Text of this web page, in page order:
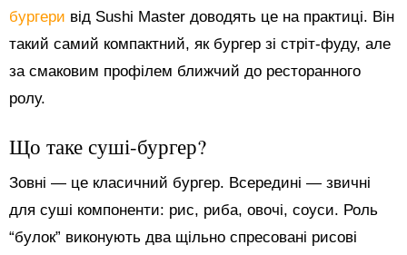
бургери від Sushi Master доводять це на практиці. Він
такий самий компактний, як бургер зі стріт-фуду, але
за смаковим профілем ближчий до ресторанного
ролу.
Що таке суші-бургер?
Зовні — це класичний бургер. Всередині — звичні
для суші компоненти: рис, риба, овочі, соуси. Роль
“булок” виконують два щільно спресовані рисові